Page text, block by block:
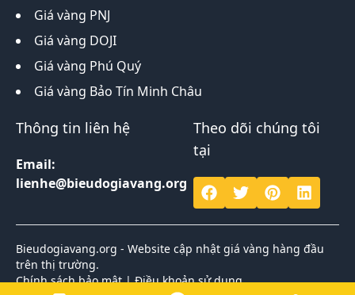
Giá vàng PNJ
Giá vàng DOJI
Giá vàng Phú Quý
Giá vàng Bảo Tín Minh Châu
Thông tin liên hệ
Email:
lienhe@bieudogiavang.org
Theo dõi chúng tôi
tại
Bieudogiavang.org - Website cập nhật giá vàng hàng đầu
trên thị trường.
Chính sách bảo mật|Điều khoản sử dụng